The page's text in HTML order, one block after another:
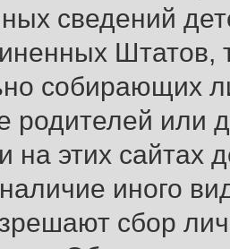
сведений
Штатов,
собирающих
родителей или
на этих сайтах
иного
сбор